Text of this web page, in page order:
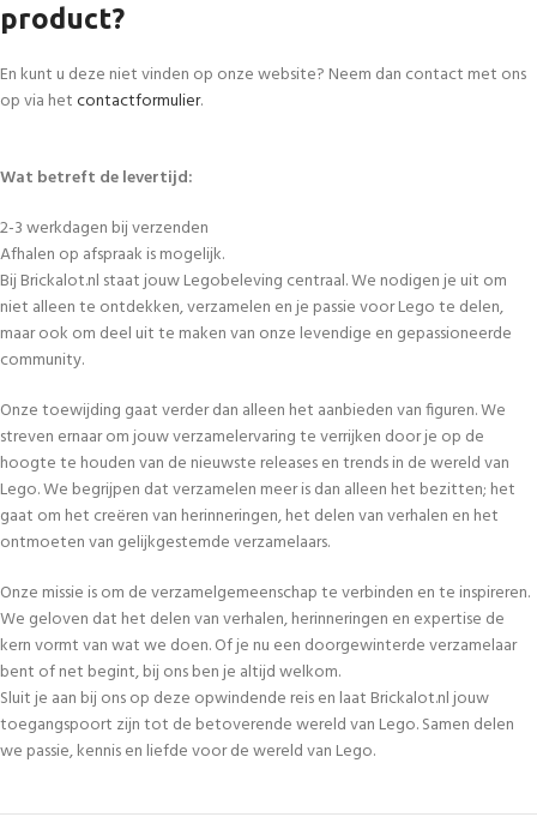
product?
En kunt u deze niet vinden op onze website? Neem dan contact met ons
op via hetcontactformulier.
Wat betreft de levertijd:
2-3 werkdagen bij verzenden
Afhalen op afspraak is mogelijk.
Bij Brickalot.nl staat jouw Legobeleving centraal. We nodigen je uit om
niet alleen te ontdekken, verzamelen en je passie voor Lego te delen,
maar ook om deel uit te maken van onze levendige en gepassioneerde
community.
Onze toewijding gaat verder dan alleen het aanbieden van figuren. We
streven ernaar om jouw verzamelervaring te verrijken door je op de
hoogte te houden van de nieuwste releases en trends in de wereld van
Lego. We begrijpen dat verzamelen meer is dan alleen het bezitten; het
gaat om het creëren van herinneringen, het delen van verhalen en het
ontmoeten van gelijkgestemde verzamelaars.
Onze missie is om de verzamelgemeenschap te verbinden en te inspireren.
We geloven dat het delen van verhalen, herinneringen en expertise de
kern vormt van wat we doen. Of je nu een doorgewinterde verzamelaar
bent of net begint, bij ons ben je altijd welkom.
Sluit je aan bij ons op deze opwindende reis en laat Brickalot.nl jouw
toegangspoort zijn tot de betoverende wereld van Lego. Samen delen
we passie, kennis en liefde voor de wereld van Lego.